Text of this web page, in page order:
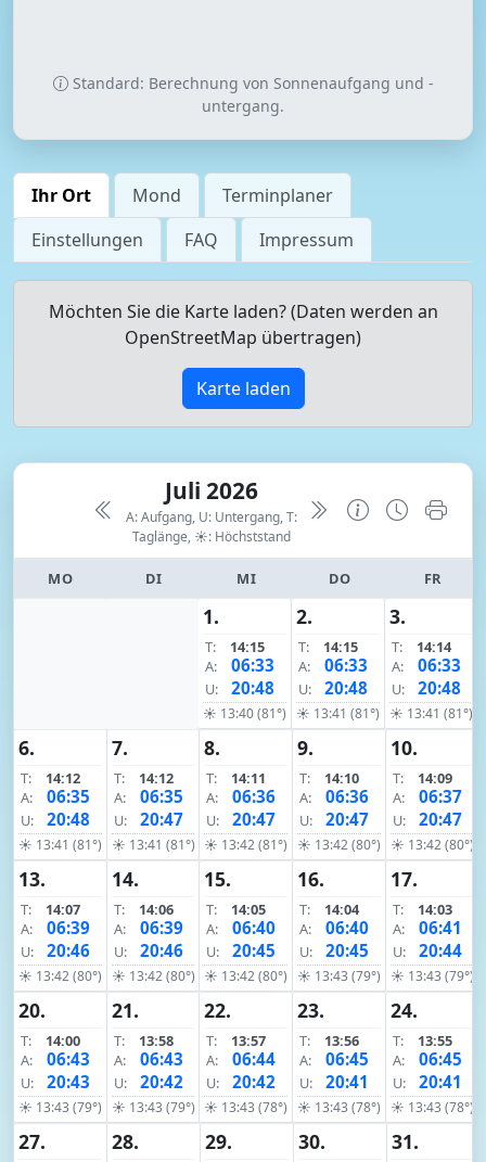
Standard: Berechnung von Sonnenaufgang und -
untergang.
Ihr Ort Mond
Terminplaner
Einstellungen
FAQ Impressum
Möchten Sie die Karte laden? (Daten werden an
OpenStreetMap übertragen)
Karte laden
Juli 2026
A: Aufgang, U: Untergang, T:
Taglänge, ☀: Höchststand
MO DI MI DO FR
1.
T:
14:15
A:
06:33
U: 20:48
☀ 13:40 (81°)
2.
T:
14:15
A:
06:33
U: 20:48
☀ 13:41 (81°)
3.
T:
14:14
A:
06:33
U: 20:48
☀ 13:41 (81°)
6.
T:
14:12
A:
06:35
U: 20:48
☀ 13:41 (81°)
7.
T:
14:12
A:
06:35
U: 20:47
☀ 13:41 (81°)
8.
T:
14:11
A:
06:36
U: 20:47
☀ 13:42 (81°)
9.
T:
14:10
A:
06:36
U: 20:47
☀ 13:42 (80°)
10.
T:
14:09
A:
06:37
U: 20:47
☀ 13:42 (80°)
13.
T:
14:07
A:
06:39
U: 20:46
☀ 13:42 (80°)
14.
T:
14:06
A:
06:39
U: 20:46
☀ 13:42 (80°)
15.
T:
14:05
A:
06:40
U: 20:45
☀ 13:42 (80°)
16.
T:
14:04
A:
06:40
U: 20:45
☀ 13:43 (79°)
17.
T:
14:03
A:
06:41
U: 20:44
☀ 13:43 (79°)
20.
T:
14:00
A:
06:43
U: 20:43
☀ 13:43 (79°)
21.
T:
13:58
A:
06:43
U: 20:42
☀ 13:43 (79°)
22.
T:
13:57
A:
06:44
U: 20:42
☀ 13:43 (78°)
23.
T:
13:56
A:
06:45
U: 20:41
☀ 13:43 (78°)
24.
T:
13:55
A:
06:45
U: 20:41
☀ 13:43 (78°)
27. 28. 29. 30. 31.